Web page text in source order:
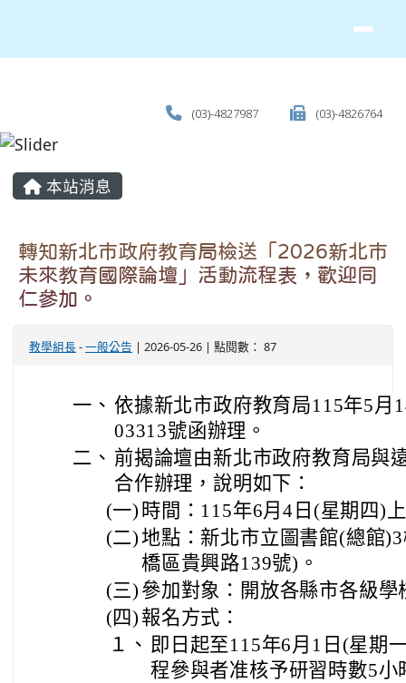
(03)-4827987 (03)-4826764
主內容區域
本站消息
轉知新北市政府教育局檢送「2026新北市
未來教育國際論壇」活動流程表，歡迎同
仁參加。
教學組長-一般公告 | 2026-05-26 | 點閱數： 87
一、 依據新北市政府教育局115年5月
03313號函辦理。
二、 前揭論壇由新北市政府教育局與
合作辦理，說明如下：
(一) 時間：115年6月4日(星期四)
(二)地點：新北市立圖書館(總館
橋區貴興路139號)。
(三) 參加對象：開放各縣市各級學
(四) 報名方式：
１、 即日起至115年6月1日(星期
程參與者准核予研習時數5小